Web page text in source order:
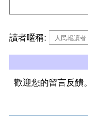
讀者暱稱:
歡迎您的留言反饋。